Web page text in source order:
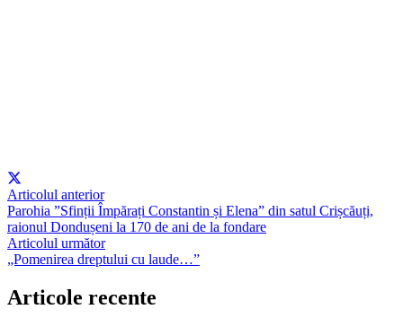
Articolul anterior
Parohia ”Sfinții Împărați Constantin și Elena” din satul Crișcăuți,
raionul Dondușeni la 170 de ani de la fondare
Articolul următor
„Pomenirea dreptului cu laude…”
Articole recente